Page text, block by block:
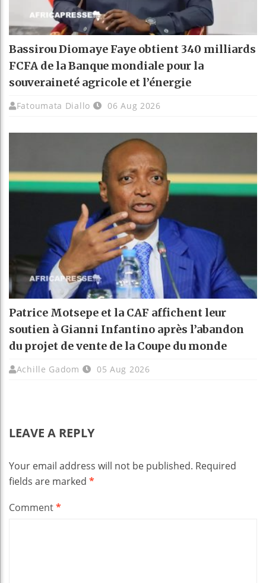
Bassirou Diomaye Faye obtient 340 milliards
FCFA de la Banque mondiale pour la
souveraineté agricole et l’énergie
Fatoumata Diallo 06 Aug 2026
Patrice Motsepe et la CAF affichent leur
soutien à Gianni Infantino après l’abandon
du projet de vente de la Coupe du monde
Achille Gadom 05 Aug 2026
LEAVE A REPLY
Your email address will not be published. Required
fields are marked *
Comment*